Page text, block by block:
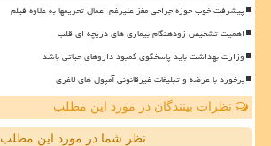
پیشرفت خوب حوزه جراحی مغز علیرغم اعمال تحریمها به علاوه فیلم
اهمیت تشخیص زودهنگام بیماری های دریچه ای قلب
وزارت بهداشت باید پاسخگوی کمبود داروهای حیاتی باشد
برخورد با عرضه و تبلیغات غیرقانونی آمپول های لاغری
نظرات بینندگان در مورد این مطلب
نظر شما در مورد این مطلب